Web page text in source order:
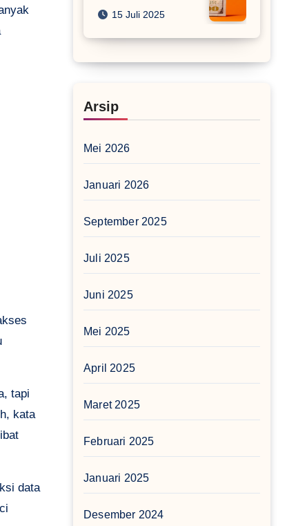
tapi
kata
data
15 Juli 2025
Arsip
Mei 2026
Januari 2026
September 2025
Juli 2025
Juni 2025
Mei 2025
April 2025
Maret 2025
Februari 2025
Januari 2025
Desember 2024